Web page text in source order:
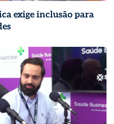
exige inclusão para